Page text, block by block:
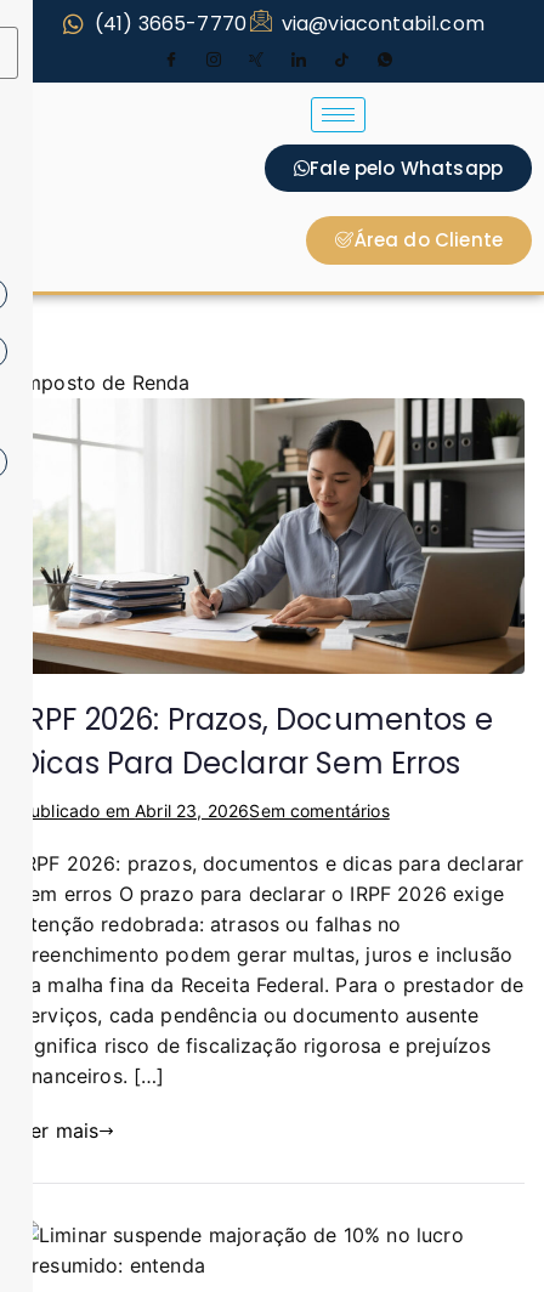
(41) 3665-7770 via@viacontabil.com
Fale pelo Whatsapp
Área do Cliente
Imposto de Renda
IRPF 2026: Prazos, Documentos e
Dicas Para Declarar Sem Erros
Publicado emAbril 23, 2026Sem comentários
IRPF 2026: prazos, documentos e dicas para declarar
sem erros O prazo para declarar o IRPF 2026 exige
atenção redobrada: atrasos ou falhas no
preenchimento podem gerar multas, juros e inclusão
na malha fina da Receita Federal. Para o prestador de
serviços, cada pendência ou documento ausente
significa risco de fiscalização rigorosa e prejuízos
financeiros. […]
Ler mais